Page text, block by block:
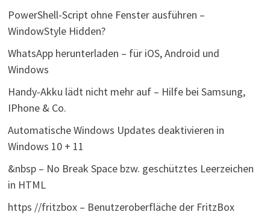
PowerShell-Script ohne Fenster ausführen –
WindowStyle Hidden?
WhatsApp herunterladen – für iOS, Android und
Windows
Handy-Akku lädt nicht mehr auf – Hilfe bei Samsung,
IPhone & Co.
Automatische Windows Updates deaktivieren in
Windows 10 + 11
&nbsp – No Break Space bzw. geschütztes Leerzeichen
in HTML
https //fritzbox – Benutzeroberfläche der FritzBox